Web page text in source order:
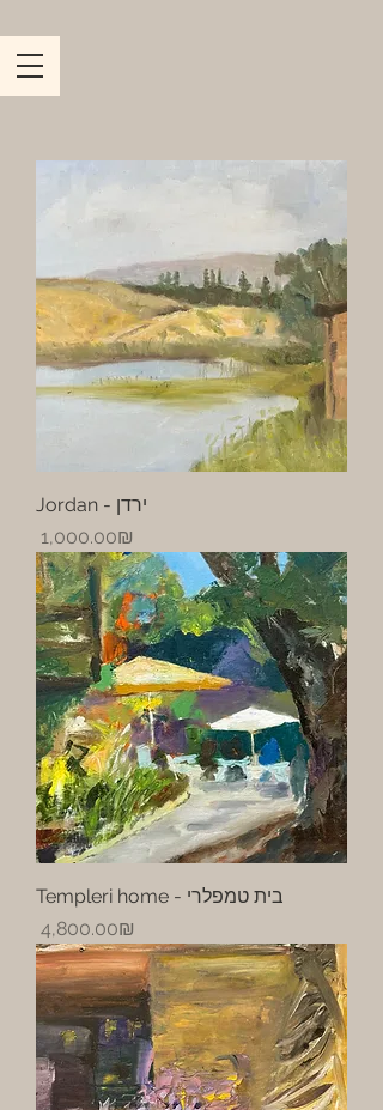
Jordan - ירדן
Price
‏1,000.00 ‏₪
Templeri home - בית טמפלרי
Price
‏4,800.00 ‏₪